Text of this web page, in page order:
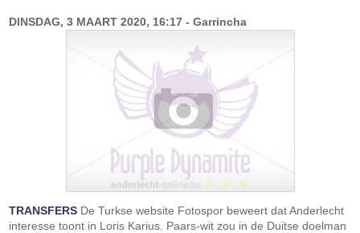
DINSDAG, 3 MAART 2020, 16:17 - Garrincha
TRANSFERS De Turkse website Fotospor beweert dat Anderlecht
interesse toont in Loris Karius. Paars-wit zou in de Duitse doelman